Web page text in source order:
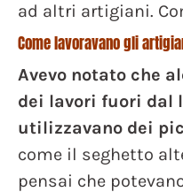
ad altri artigiani.
Come lavoravano gli
Avevo notato che
dei lavori fuori dal
utilizzavano dei
come il seghetto
pensai che